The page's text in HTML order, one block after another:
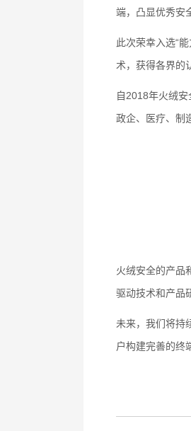
端，凸显优秀安
此次荣幸入选“
术，获得各界的
自2018年火绒安
政企、医疗、制
火绒安全的产品
驱动技术和产品
未来，我们将持
户构建完善的终